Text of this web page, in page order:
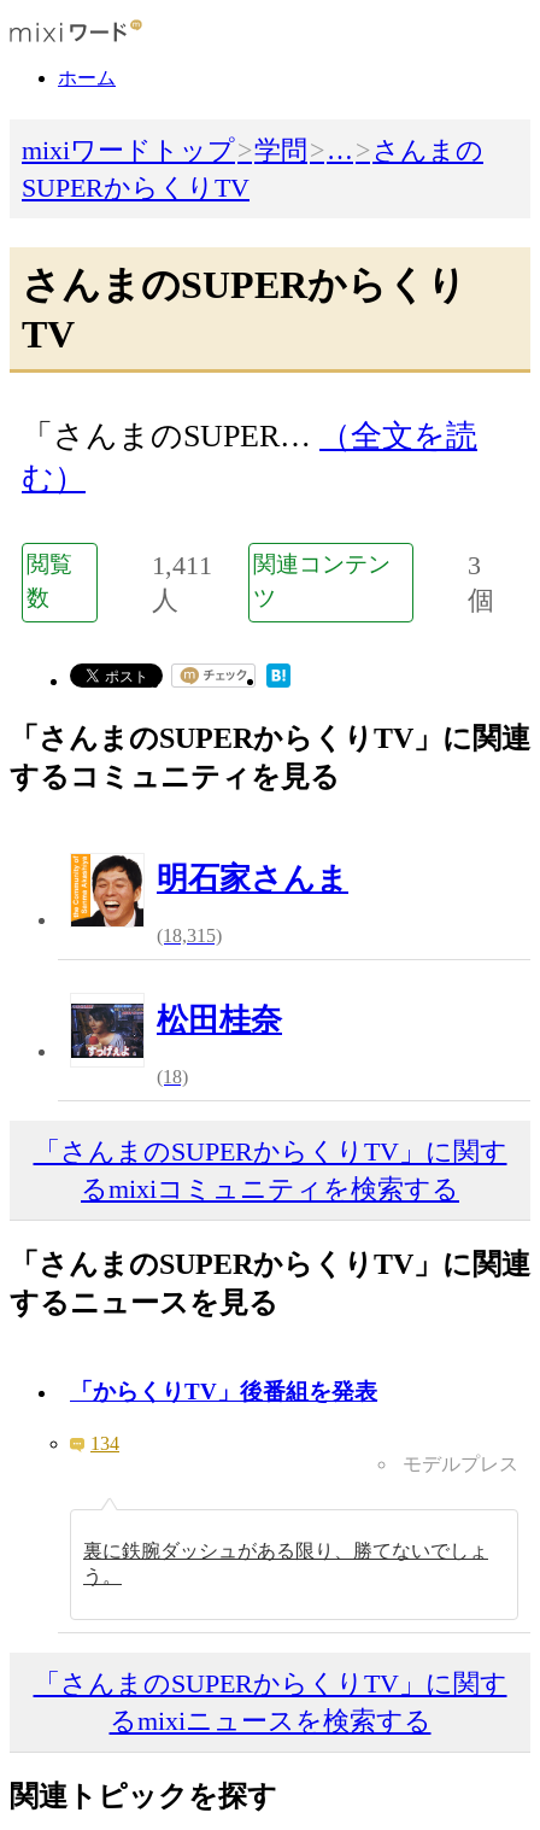
ホーム
mixiワードトップ 学問 …
さんまの
SUPERからくりTV
さんまのSUPERからくり
TV
「さんまのSUPER…
（全文を読
む）
閲覧
数
1,411
人
関連コンテン
ツ
3
個
「さんまのSUPERからくりTV」に関連
するコミュニティを見る
明石家さんま
(18,315)
松田桂奈
(18)
「さんまのSUPERからくりTV」に関す
るmixiコミュニティを検索する
「さんまのSUPERからくりTV」に関連
するニュースを見る
「からくりTV」後番組を発表
134
モデルプレス
裏に鉄腕ダッシュがある限り、勝てないでしょ
う。
「さんまのSUPERからくりTV」に関す
るmixiニュースを検索する
関連トピックを探す